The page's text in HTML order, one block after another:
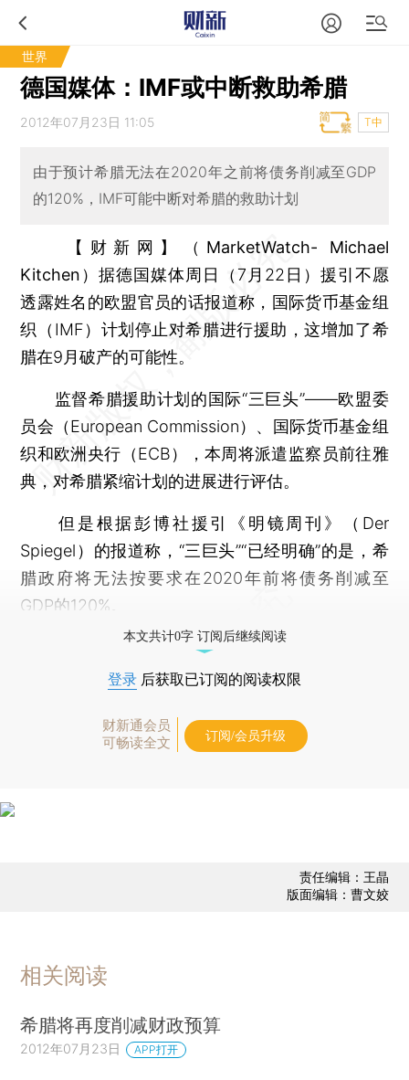
世界
德国媒体：IMF或中断救助希腊
2012年07月23日 11:05 T中
由于预计希腊无法在2020年之前将债务削减至GDP
的120%，IMF可能中断对希腊的救助计划
【财新网】（MarketWatch- Michael
Kitchen）据德国媒体周日（7月22日）援引不愿
透露姓名的欧盟官员的话报道称，国际货币基金组
织（IMF）计划停止对希腊进行援助，这增加了希
腊在9月破产的可能性。
监督希腊援助计划的国际“三巨头”——欧盟委
员会（European Commission）、国际货币基金组
织和欧洲央行（ECB），本周将派遣监察员前往雅
典，对希腊紧缩计划的进展进行评估。
但是根据彭博社援引《明镜周刊》（Der
Spiegel）的报道称，“三巨头”“已经明确”的是，希
腊政府将无法按要求在2020年前将债务削减至
GDP的120%。
本文共计0字 订阅后继续阅读
登录 后获取已订阅的阅读权限
财新通会员
可畅读全文
订阅/会员升级
责任编辑：王晶
版面编辑：曹文姣
相关阅读
希腊将再度削减财政预算
2012年07月23日 APP打开